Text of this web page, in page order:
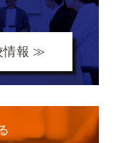
情報 ≫